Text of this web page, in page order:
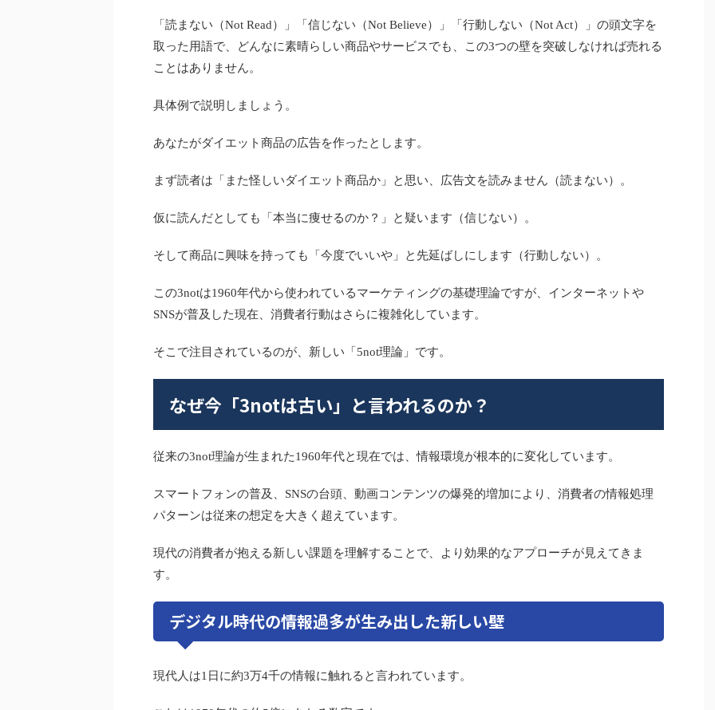
「読まない（Not Read）」「信じない（Not Believe）」「行動しない（Not Act）」の頭文字を
取った用語で、どんなに素晴らしい商品やサービスでも、この3つの壁を突破しなければ売れる
ことはありません。
具体例で説明しましょう。
あなたがダイエット商品の広告を作ったとします。
まず読者は「また怪しいダイエット商品か」と思い、広告文を読みません（読まない）。
仮に読んだとしても「本当に痩せるのか？」と疑います（信じない）。
そして商品に興味を持っても「今度でいいや」と先延ばしにします（行動しない）。
この3notは1960年代から使われているマーケティングの基礎理論ですが、インターネットや
SNSが普及した現在、消費者行動はさらに複雑化しています。
そこで注目されているのが、新しい「5not理論」です。
なぜ今「3notは古い」と言われるのか？
従来の3not理論が生まれた1960年代と現在では、情報環境が根本的に変化しています。
スマートフォンの普及、SNSの台頭、動画コンテンツの爆発的増加により、消費者の情報処理
パターンは従来の想定を大きく超えています。
現代の消費者が抱える新しい課題を理解することで、より効果的なアプローチが見えてきま
す。
デジタル時代の情報過多が生み出した新しい壁
現代人は1日に約3万4千の情報に触れると言われています。